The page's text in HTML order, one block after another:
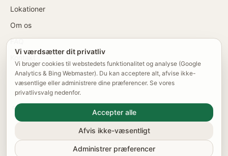
Lokationer
Om os
FAQ
© 2026 KlevTech · Klev Tech UK Ltd · CVR-nr. 15469906 ·
Registreret i England & Wales
PrivatlivspolitikServicevilkår
Bygget med omhu i Nottingham
Vi værdsætter dit privatliv
Vi bruger cookies til webstedets funktionalitet og analyse (Google
Analytics & Bing Webmaster). Du kan acceptere alt, afvise ikke-
væsentlige eller administrere dine præferencer. Se vores
privatlivsvalg nedenfor.
Accepter alle
Afvis ikke-væsentligt
Administrer præferencer